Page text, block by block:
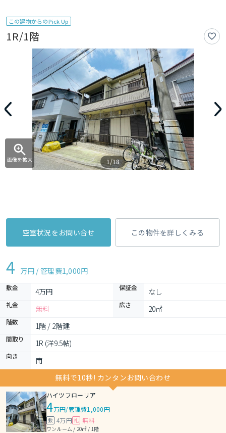
この建物からのPick Up
1R/1階
画像を拡大 1/18
空室状況をお問い合せ この物件を詳しくみる
4 万円 / 管理費1,000円
敷金 4万円 保証金 なし
礼金 無料 広さ 20㎡
階数 1階 / 2階建
間取り 1R (洋9.5帖)
向き
南
無料で10秒! カンタンお問い合わせ
ハイツフローリア
4万円/管理費1,000円
敷 4万円 礼 無料
ワンルーム / 20㎡ / 1階